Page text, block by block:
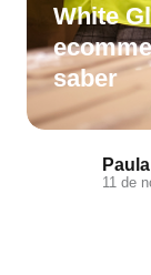
White
saber
11 de